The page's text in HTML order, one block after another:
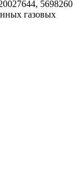
5698260
газовых